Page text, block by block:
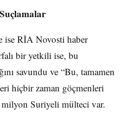
ise RİA Novosti haber
bir yetkili ise, bu
savundu ve “Bu, tamamen
hiçbir zaman göçmenleri
milyon Suriyeli mülteci var.